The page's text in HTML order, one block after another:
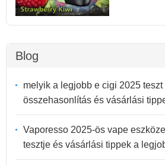
Blog
melyik a legjobb e cigi 2025
összehasonlítás és vásárlási
Vaporesso 2025-ös vape
tesztje és vásárlási tippek a